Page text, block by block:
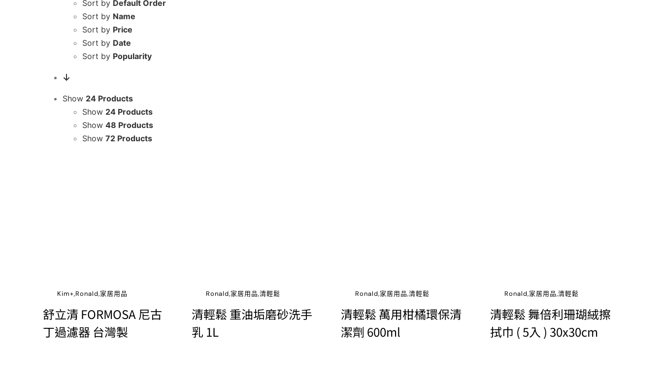
Sort by Default Order
Sort by Name
Sort by Price
Sort by Date
Sort by Popularity
Show 24 Products
Show 24 Products
Show 48 Products
Show 72 Products
Kim+,Ronald,家居用品
舒立清 FORMOSA 尼古
丁過濾器 台灣製
Ronald,家居用品,清輕鬆
清輕鬆 重油垢磨砂洗手
乳 1L
Ronald,家居用品,清輕鬆
清輕鬆 萬用柑橘環保清
潔劑 600ml
Ronald,家居用品,清輕鬆
清輕鬆 舞倍利珊瑚絨擦
拭巾 ( 5入 ) 30x30cm